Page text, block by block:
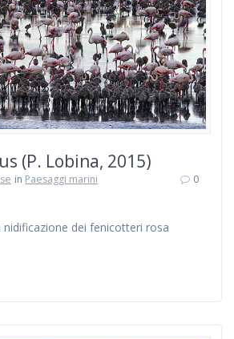
(P. Lobina, 2015)
in Paesaggi marini
0
nidificazione dei fenicotteri rosa